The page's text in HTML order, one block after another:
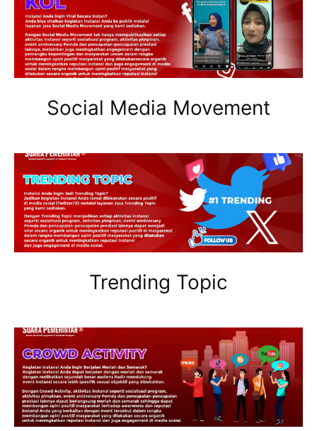
Social Media Movement
Trending Topic